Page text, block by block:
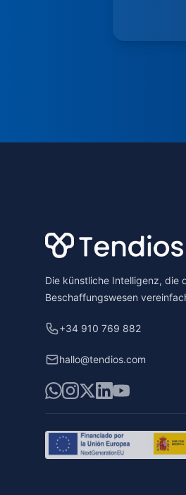
Die künstliche Intelligenz, die
Beschaffungswesen
+34 910 769 882
hallo@tendios.com
WhatsApp
Instagram
X LinkedIn
YouTube